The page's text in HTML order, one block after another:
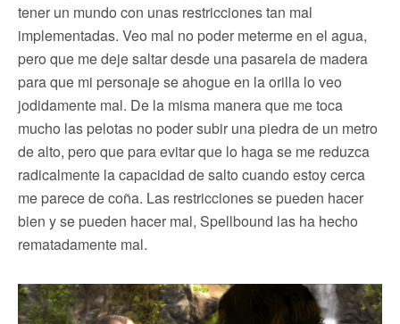
tener un mundo con unas restricciones tan mal
implementadas. Veo mal no poder meterme en el agua,
pero que me deje saltar desde una pasarela de madera
para que mi personaje se ahogue en la orilla lo veo
jodidamente mal. De la misma manera que me toca
mucho las pelotas no poder subir una piedra de un metro
de alto, pero que para evitar que lo haga se me reduzca
radicalmente la capacidad de salto cuando estoy cerca
me parece de coña. Las restricciones se pueden hacer
bien y se pueden hacer mal, Spellbound las ha hecho
rematadamente mal.